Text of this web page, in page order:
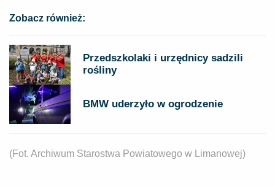
Zobacz również:
Przedszkolaki i urzędnicy sadzili
rośliny
BMW uderzyło w ogrodzenie
(Fot. Archiwum Starostwa Powiatowego w Limanowej)